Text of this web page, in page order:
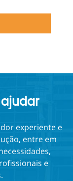
experiente e
entre em
e